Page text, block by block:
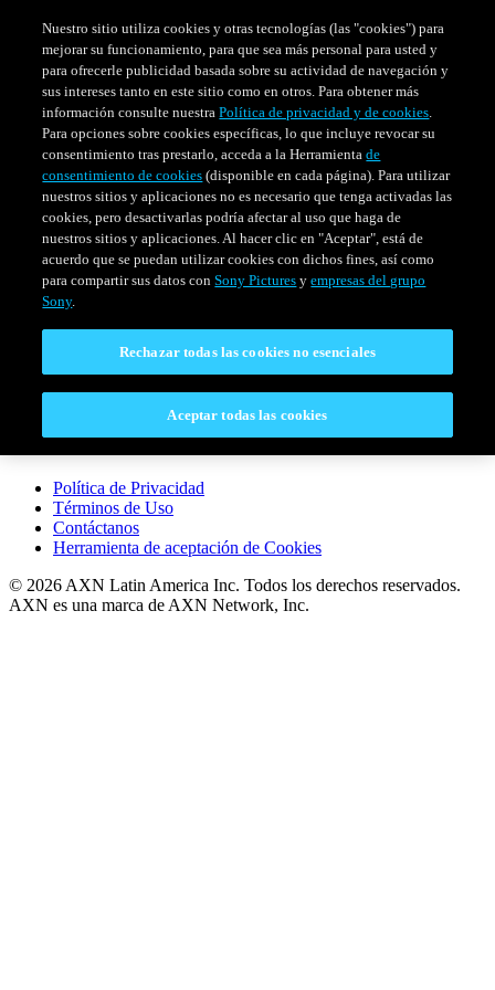
HORARIO EVENTOS ESPECIALES
Venezuela
LEGAL
Política de Privacidad
Términos de Uso
Contáctanos
Herramienta de aceptación de Cookies
© 2026 AXN Latin America Inc. Todos los derechos reservados.
AXN es una marca de AXN Network, Inc.
Nuestro sitio utiliza cookies y otras tecnologías (las "cookies") para
mejorar su funcionamiento, para que sea más personal para usted y
para ofrecerle publicidad basada sobre su actividad de navegación y
sus intereses tanto en este sitio como en otros. Para obtener más
información consulte nuestraPolítica de privacidad y de cookies.
Para opciones sobre cookies específicas, lo que incluye revocar su
consentimiento tras prestarlo, acceda a la Herramientade
consentimiento de cookies (disponible en cada página). Para utilizar
nuestros sitios y aplicaciones no es necesario que tenga activadas las
cookies, pero desactivarlas podría afectar al uso que haga de
nuestros sitios y aplicaciones. Al hacer clic en "Aceptar", está de
acuerdo que se puedan utilizar cookies con dichos fines, así como
para compartir sus datos conSony Pictures yempresas del grupo
Sony.
Rechazar todas las cookies no esenciales
Aceptar todas las cookies